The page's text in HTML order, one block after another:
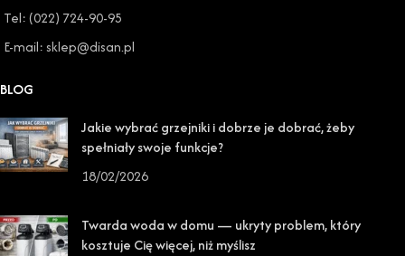
Tel: (022) 724-90-95
E-mail: sklep@disan.pl
BLOG
Jakie wybrać grzejniki i dobrze je dobrać, żeby
spełniały swoje funkcje?
18/02/2026
Twarda woda w domu — ukryty problem, który
kosztuje Cię więcej, niż myślisz